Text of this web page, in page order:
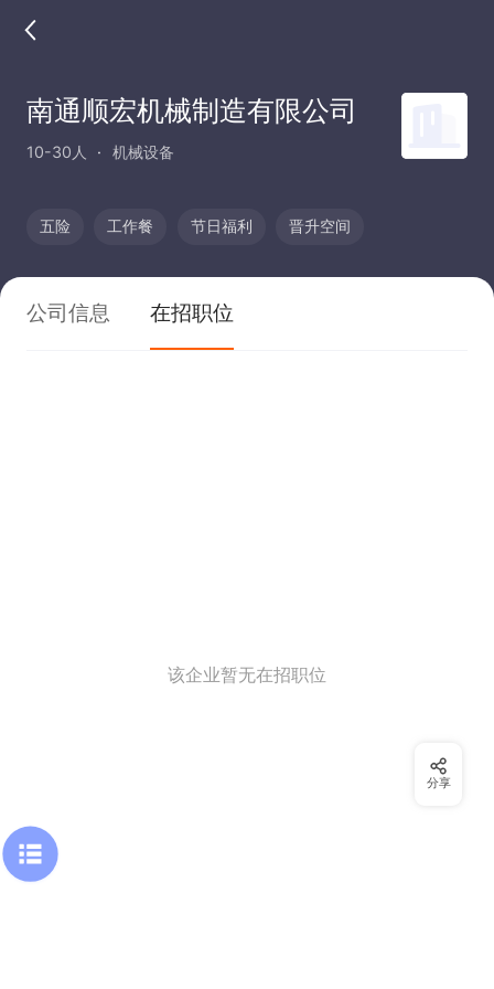
南通顺宏机械制造有限公司
10-30人 机械设备
五险 工作餐 节日福利 晋升空间
公司信息 在招职位
该企业暂无在招职位
分享